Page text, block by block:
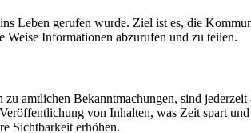
gerufen wurde. Ziel ist es, die
Weise Informationen abzurufen und zu teilen.
amtlichen Bekanntmachungen, sind jederzeit
von Inhalten, was Zeit spart
Sichtbarkeit erhöhen.